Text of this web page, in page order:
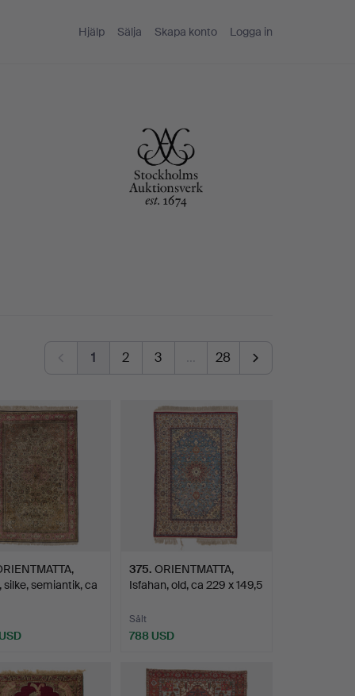
Hjälp Sälja Skapa konto Logga in
1 2 3 … 28
silke, semiantik, ca
375. ORIENTMATTA,
Isfahan, old, ca 229 x 149,5
Sålt
788 USD